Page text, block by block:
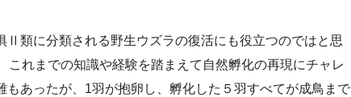
Ⅱ類に分類される野生ウズラの復活にも役立つのではと思
これまでの知識や経験を踏まえて自然孵化の再現にチャレ
もあったが、1羽が抱卵し、孵化した５羽すべてが成鳥まで